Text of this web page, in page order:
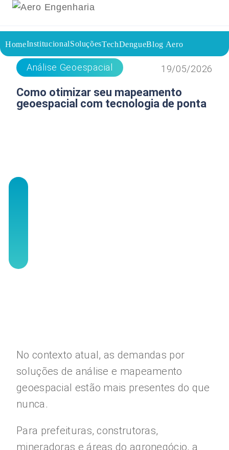
HomeInstitucionalSoluçõesTechDengueBlog Aero
Análise Geoespacial 19/05/2026
Voltar a página inicial do blog
Como otimizar seu mapeamento
geoespacial com tecnologia de ponta
No contexto atual, as demandas por
soluções de análise e mapeamento
geoespacial estão mais presentes do que
nunca.
Para prefeituras, construtoras,
mineradoras e áreas do agronegócio, a